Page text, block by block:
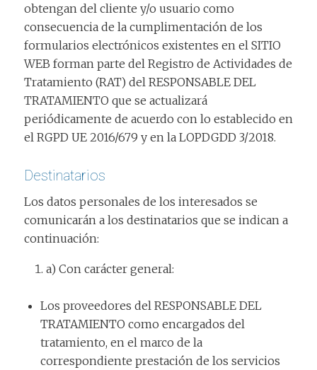
obtengan del cliente y/o usuario como
consecuencia de la cumplimentación de los
formularios electrónicos existentes en el SITIO
WEB forman parte del Registro de Actividades de
Tratamiento (RAT) del RESPONSABLE DEL
TRATAMIENTO que se actualizará
periódicamente de acuerdo con lo establecido en
el RGPD UE 2016/679 y en la LOPDGDD 3/2018.
Destinatarios
Los datos personales de los interesados se
comunicarán a los destinatarios que se indican a
continuación:
a) Con carácter general:
Los proveedores del RESPONSABLE DEL
TRATAMIENTO como encargados del
tratamiento, en el marco de la
correspondiente prestación de los servicios